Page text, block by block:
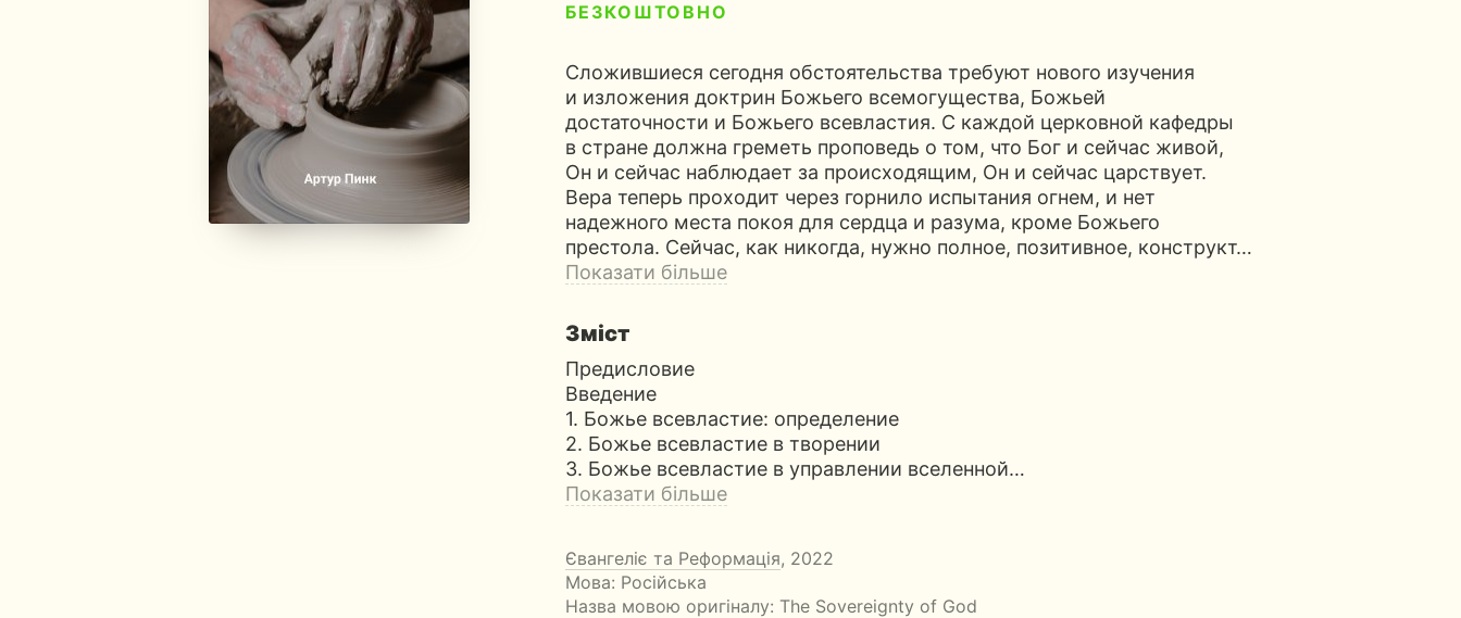
БЕЗКОШТОВНО
Сложившиеся сегодня обстоятельства требуют нового изучения
и изложения доктрин Божьего всемогущества, Божьей
достаточности и Божьего всевластия. С каждой церковной кафедры
в стране должна греметь проповедь о том, что Бог и сейчас живой,
Он и сейчас наблюдает за происходящим, Он и сейчас царствует.
Вера теперь проходит через горнило испытания огнем, и нет
надежного места покоя для сердца и разума, кроме Божьего
престола. Сейчас, как никогда, нужно полное, позитивное, конструкт…
Показати більше
Зміст
Предисловие
Введение
1. Божье всевластие: определение
2. Божье всевластие в творении
3. Божье всевластие в управлении вселенной…
Показати більше
Євангеліє та Реформація, 2022
Мова: Російська
Назва мовою оригіналу: The Sovereignty of God